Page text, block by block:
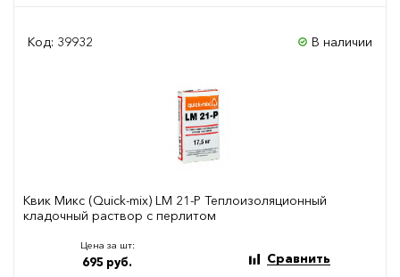
Код: 39932 В наличии
Квик Микс (Quick-mix) LM 21-P Теплоизоляционный
кладочный раствор с перлитом
Цена за шт:
695 руб. Сравнить